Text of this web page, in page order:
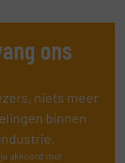
ons
niets meer
binnen
akkoord met